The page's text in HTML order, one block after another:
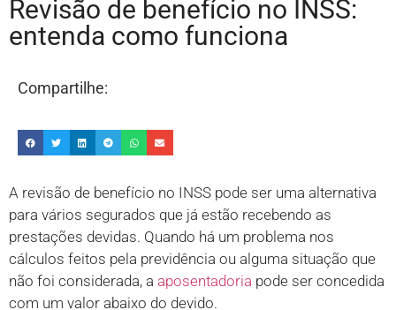
Revisão de benefício no INSS:
entenda como funciona
Compartilhe:
A revisão de benefício no INSS pode ser uma alternativa
para vários segurados que já estão recebendo as
prestações devidas. Quando há um problema nos
cálculos feitos pela previdência ou alguma situação que
não foi considerada, a aposentadoria pode ser concedida
com um valor abaixo do devido.